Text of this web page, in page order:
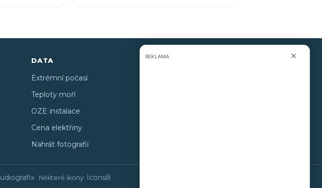
DATA
Extrémní počasí
Teploty moří
OZE instalace
Cena elektřiny
Nahrát fotografii
KONTAKT
· Některé ikony: Icons8
REKLAMA ✕